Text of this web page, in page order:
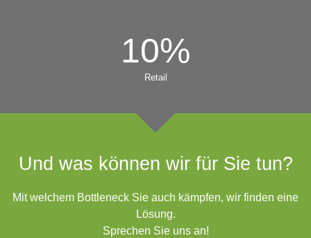
10%
Retail
Und was können wir für Sie tun?
Mit welchem Bottleneck Sie auch kämpfen, wir finden eine
Lösung.
Sprechen Sie uns an!